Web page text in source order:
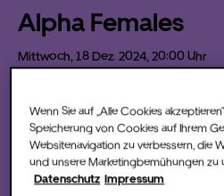
Alpha Females
Mittwoch, 18Dez. 2024, 20:00 Uhr
Tickets bestellen
Wenn Sie auf „Alle Cookies
Speicherung von Cookies auf Ihrem
Websitenavigation zu verbessern, die
und unsere Marketingbemühungen zu
Datenschutz Impressum